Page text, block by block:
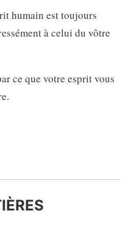
humain est toujours
à celui du vôtre
ce que votre esprit vous